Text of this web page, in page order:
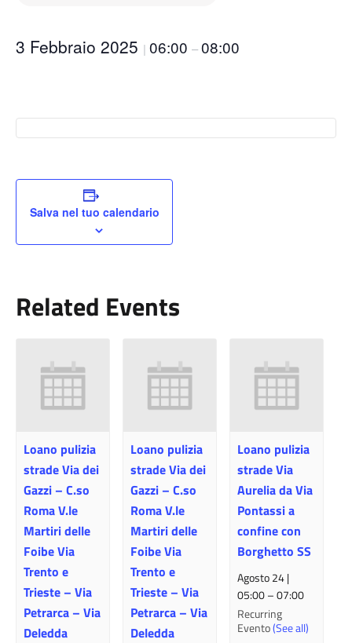
3 Febbraio 2025 | 06:00 –08:00
Salva nel tuo calendario
Related Events
Loano pulizia
strade Via dei
Gazzi – C.so
Roma V.le
Martiri delle
Foibe Via
Trento e
Trieste – Via
Petrarca – Via
Deledda
Loano pulizia
strade Via dei
Gazzi – C.so
Roma V.le
Martiri delle
Foibe Via
Trento e
Trieste – Via
Petrarca – Via
Deledda
Loano pulizia
strade Via
Aurelia da Via
Pontassi a
confine con
Borghetto SS
Agosto 24 |
05:00–07:00
Recurring
Evento(See all)